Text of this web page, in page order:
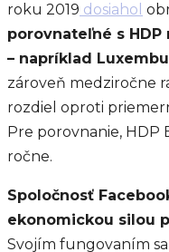
roku 2019 dosiahol
porovnateľné s
– napríklad
zároveň medziročne
rozdiel oproti
Pre porovnanie, HDP
ročne.
Spoločnosť
ekonomickou silou
Svojím fungovaním